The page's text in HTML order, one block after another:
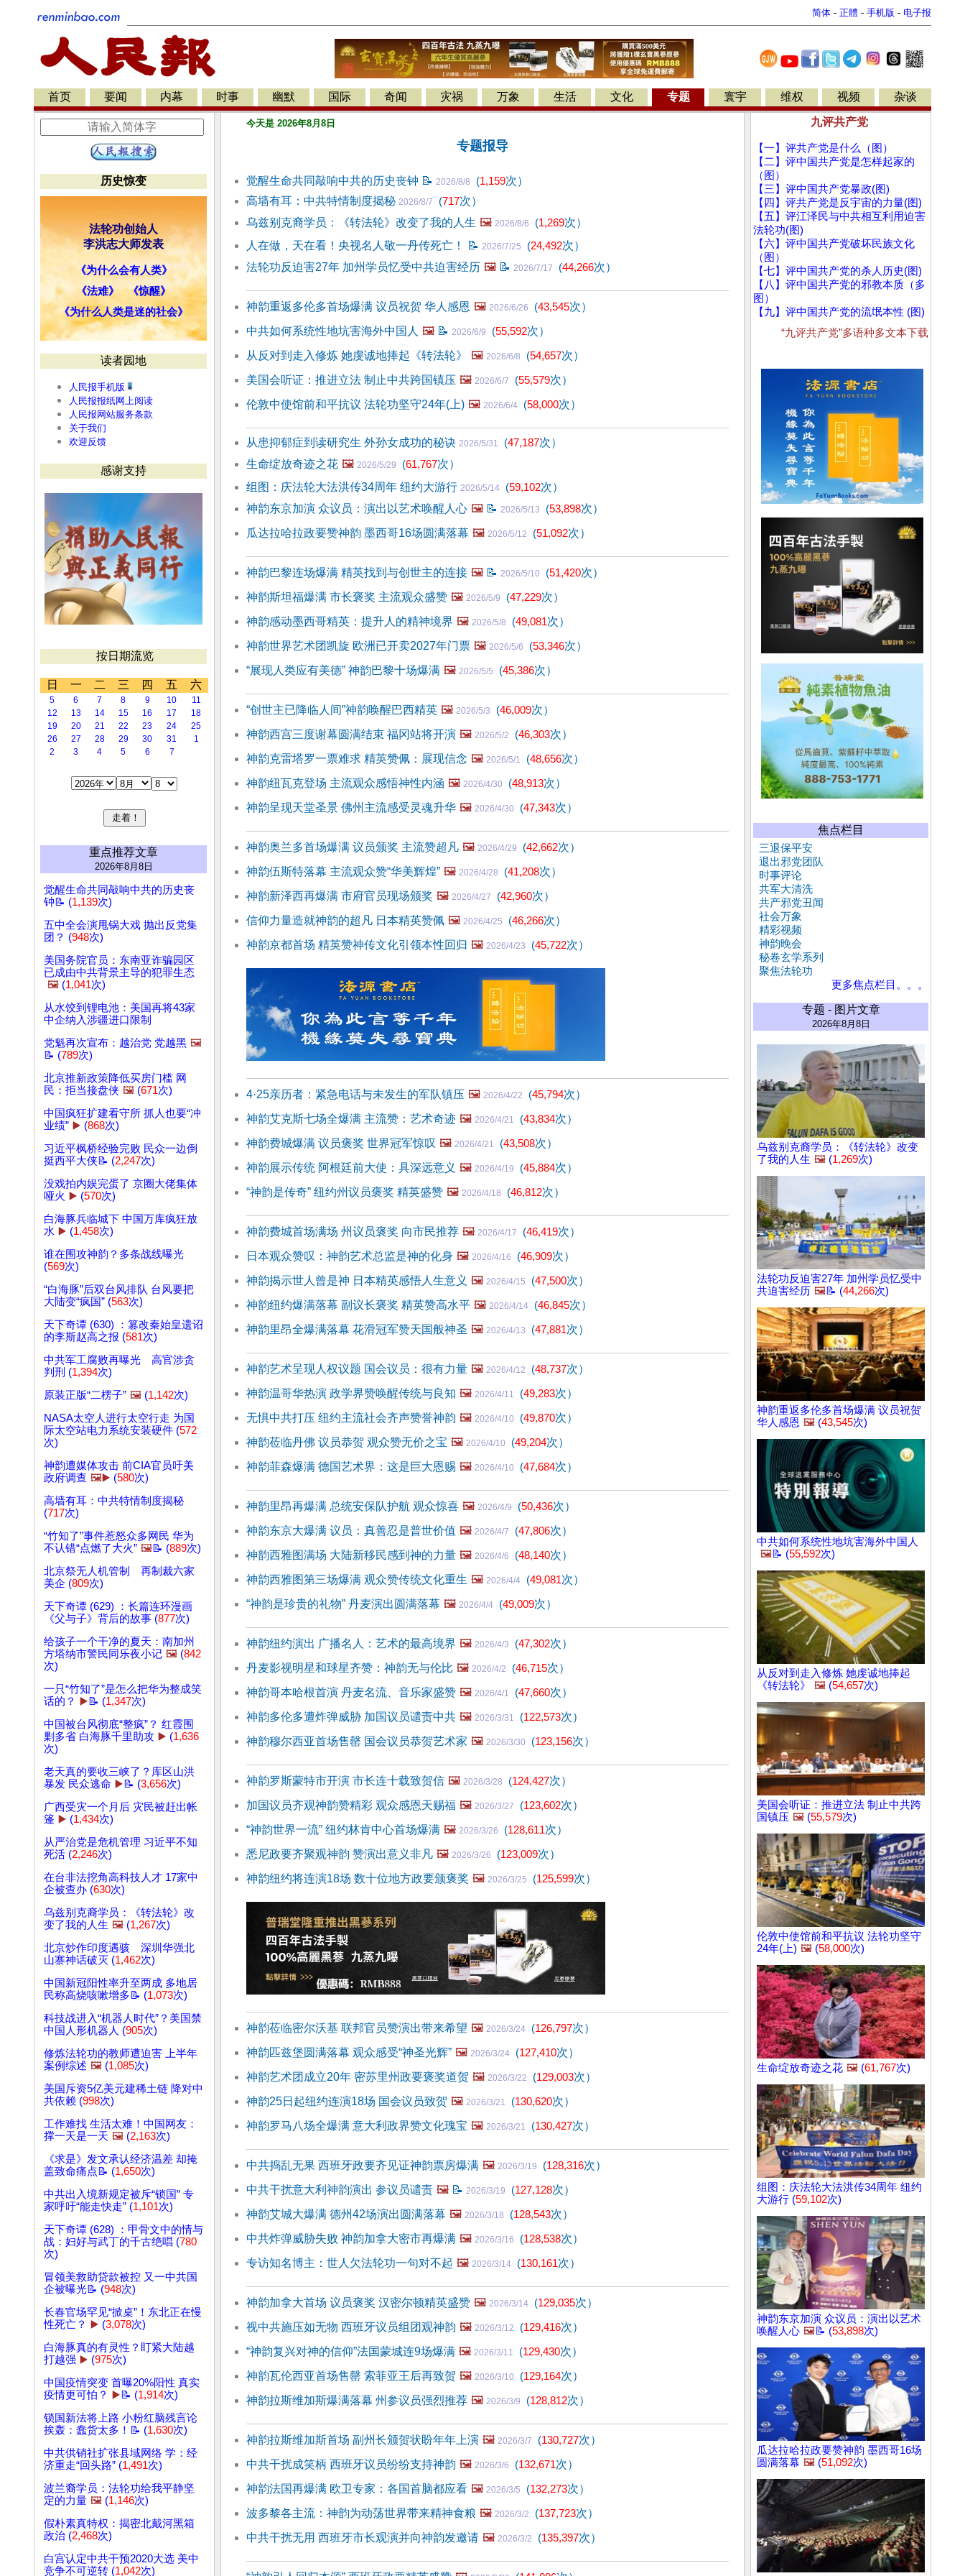
简体 - 正體 - 手机版 - 电子报
首页 要闻 内幕 时事 幽默 国际 奇闻 灾祸 万象 生活 文化 专题 寰宇 维权 视频 杂谈
历史惊变
法轮功创始人
李洪志大师发表
《为什么会有人类》
《法难》
《惊醒》
《为什么人类是迷的社会》
读者园地
人民报手机版
人民报报纸网上阅读
人民报网站服务条款
关于我们
欢迎反馈
感谢支持
按日期流览
日 一 二 三 四 五 六
5 6 7 8 9 10
11
12
13 14 15 16 17
18
19
20 21 22 23 24
25
26
27 28 29 30 31
1
2
3 4 5 6 7
重点推荐文章
2026年8月8日
觉醒生命共同敲响中共的历史丧
钟📝 (1,139次)
五中全会演甩锅大戏 抛出反党集
团？ (948次)
美国务院官员：东南亚诈骗园区
已成由中共背景主导的犯罪生态
🖼️ (1,041次)
从水饺到锂电池：美国再将43家
中企纳入涉疆进口限制
党魁再次宣布：越治党 党越黑 🖼️
📝 (789次)
北京推新政策降低买房门槛 网
民：拒当接盘侠 🖼️ (671次)
中国疯狂扩建看守所 抓人也要“冲
业绩” ▶️ (868次)
习近平枫桥经验完败 民众一边倒
挺西平大侠📝 (2,247次)
没戏拍内娱完蛋了 京圈大佬集体
哑火 ▶️ (570次)
白海豚兵临城下 中国万库疯狂放
水 ▶️ (1,458次)
谁在围攻神韵？多条战线曝光
(569次)
“白海豚”后双台风排队 台风要把
大陆变“疯国” (563次)
天下奇谭 (630) ：篡改秦始皇遗诏
的李斯赵高之报 (581次)
中共军工腐败再曝光 高官涉贪
判刑 (1,394次)
原装正版“二楞子” 🖼️ (1,142次)
NASA太空人进行太空行走 为国
际太空站电力系统安装硬件 (572
次)
神韵遭媒体攻击 前CIA官员吁美
政府调查 🖼️▶️ (580次)
高墙有耳：中共特情制度揭秘
(717次)
“竹知了”事件惹怒众多网民 华为
不认错“点燃了大火” 🖼️📝 (889次)
北京祭无人机管制 再制裁六家
美企 (809次)
天下奇谭 (629) ：长篇连环漫画
《父与子》背后的故事 (877次)
给孩子一个干净的夏天：南加州
方塔纳市警民同乐夜小记 🖼️ (842
次)
一只“竹知了”是怎么把华为整成笑
话的？
▶️📝 (1,347次)
中国被台风彻底“整疯”？ 红霞围
剿多省 白海豚千里助攻 ▶️ (1,636
次)
老天真的要收三峡了？库区山洪
暴发 民众逃命 ▶️📝 (3,656次)
广西受灾一个月后 灾民被赶出帐
篷 ▶️ (1,434次)
从严治党是危机管理 习近平不知
死活 (2,246次)
在台非法挖角高科技人才 17家中
企被查办 (630次)
乌兹别克裔学员：《转法轮》改
变了我的人生 🖼️ (1,267次)
北京炒作印度遇骇 深圳华强北
山寨神话破灭 (1,462次)
中国新冠阳性率升至两成 多地居
民称高烧咳嗽增多📝 (1,073次)
科技战进入“机器人时代”？美国禁
中国人形机器人 (905次)
修炼法轮功的教师遭迫害 上半年
案例综述 🖼️ (1,085次)
美国斥资5亿美元建稀土链 降对中
共依赖 (998次)
工作难找 生活太难！中国网友：
撑一天是一天 🖼️ (2,163次)
《求是》发文承认经济温差 却掩
盖致命痛点📝 (1,650次)
中共出入境新规定被斥“锁国” 专
家呼吁“能走快走” (1,101次)
天下奇谭 (628) ：甲骨文中的情与
战：妇好与武丁的千古绝唱 (780
次)
冒领美救助贷款被控 又一中共国
企被曝光📝 (948次)
长春官场罕见“掀桌”！东北正在慢
性死亡？
▶️ (3,078次)
白海豚真的有灵性？盯紧大陆越
打越强 ▶️ (975次)
中国疫情突变 首曝20%阳性 真实
疫情更可怕？
▶️📝 (1,914次)
锁国新法将上路 小粉红脑残言论
挨轰：蠢货太多！📝 (1,630次)
中共供销社扩张县域网络 学：经
济重走“回头路” (1,491次)
波兰裔学员：法轮功给我平静坚
定的力量 🖼️ (1,146次)
假朴素真特权：揭密北戴河黑箱
政治 (2,468次)
白宫认定中共干预2020大选 美中
竞争不可逆转 (1,042次)
今天是 2026年8月8日
专题报导
觉醒生命共同敲响中共的历史丧钟 📝 2026/8/8 (1,159次）
高墙有耳：中共特情制度揭秘 2026/8/7 (717次）
乌兹别克裔学员：《转法轮》改变了我的人生 🖼️ 2026/8/6 (1,269次）
人在做，天在看！央视名人敬一丹传死亡！
📝 2026/7/25 (24,492次）
法轮功反迫害27年 加州学员忆受中共迫害经历 🖼️ 📝 2026/7/17 (44,266次）
神韵重返多伦多首场爆满 议员祝贺 华人感恩 🖼️ 2026/6/26 (43,545次）
中共如何系统性地坑害海外中国人 🖼️ 📝 2026/6/9 (55,592次）
从反对到走入修炼 她虔诚地捧起《转法轮》
🖼️ 2026/6/8 (54,657次）
美国会听证：推进立法 制止中共跨国镇压 🖼️ 2026/6/7 (55,579次）
伦敦中使馆前和平抗议 法轮功坚守24年(上) 🖼️ 2026/6/4 (58,000次）
从患抑郁症到读研究生 外孙女成功的秘诀 2026/5/31 (47,187次）
生命绽放奇迹之花 🖼️ 2026/5/29 (61,767次）
组图：庆法轮大法洪传34周年 纽约大游行 2026/5/14 (59,102次）
神韵东京加演 众议员：演出以艺术唤醒人心 🖼️ 📝 2026/5/13 (53,898次）
瓜达拉哈拉政要赞神韵 墨西哥16场圆满落幕 🖼️ 2026/5/12 (51,092次）
神韵巴黎连场爆满 精英找到与创世主的连接 🖼️ 📝 2026/5/10 (51,420次）
神韵斯坦福爆满 市长褒奖 主流观众盛赞 🖼️ 2026/5/9 (47,229次）
神韵感动墨西哥精英：提升人的精神境界 🖼️ 2026/5/8 (49,081次）
神韵世界艺术团凯旋 欧洲已开卖2027年门票 🖼️ 2026/5/6 (53,346次）
“展现人类应有美德” 神韵巴黎十场爆满 🖼️ 2026/5/5 (45,386次）
“创世主已降临人间”神韵唤醒巴西精英 🖼️ 2026/5/3 (46,009次）
神韵西宫三度谢幕圆满结束 福冈站将开演 🖼️ 2026/5/2 (46,303次）
神韵克雷塔罗一票难求 精英赞佩：展现信念 🖼️ 2026/5/1 (48,656次）
神韵纽瓦克登场 主流观众感悟神性内涵 🖼️ 2026/4/30 (48,913次）
神韵呈现天堂圣景 佛州主流感受灵魂升华 🖼️ 2026/4/30 (47,343次）
神韵奥兰多首场爆满 议员颁奖 主流赞超凡 🖼️ 2026/4/29 (42,662次）
神韵伍斯特落幕 主流观众赞“华美辉煌” 🖼️ 2026/4/28 (41,208次）
神韵新泽西再爆满 市府官员现场颁奖 🖼️ 2026/4/27 (42,960次）
信仰力量造就神韵的超凡 日本精英赞佩 🖼️ 2026/4/25 (46,266次）
神韵京都首场 精英赞神传文化引领本性回归 🖼️ 2026/4/23 (45,722次）
4·25亲历者：紧急电话与未发生的军队镇压 🖼️ 2026/4/22 (45,794次）
神韵艾克斯七场全爆满 主流赞：艺术奇迹 🖼️ 2026/4/21 (43,834次）
神韵费城爆满 议员褒奖 世界冠军惊叹 🖼️ 2026/4/21 (43,508次）
神韵展示传统 阿根廷前大使：具深远意义 🖼️ 2026/4/19 (45,884次）
“神韵是传奇” 纽约州议员褒奖 精英盛赞 🖼️ 2026/4/18 (46,812次）
神韵费城首场满场 州议员褒奖 向市民推荐 🖼️ 2026/4/17 (46,419次）
日本观众赞叹：神韵艺术总监是神的化身 🖼️ 2026/4/16 (46,909次）
神韵揭示世人曾是神 日本精英感悟人生意义 🖼️ 2026/4/15 (47,500次）
神韵纽约爆满落幕 副议长褒奖 精英赞高水平 🖼️ 2026/4/14 (46,845次）
神韵里昂全爆满落幕 花滑冠军赞天国般神圣 🖼️ 2026/4/13 (47,881次）
神韵艺术呈现人权议题 国会议员：很有力量 🖼️ 2026/4/12 (48,737次）
神韵温哥华热演 政学界赞唤醒传统与良知 🖼️ 2026/4/11 (49,283次）
无惧中共打压 纽约主流社会齐声赞誉神韵 🖼️ 2026/4/10 (49,870次）
神韵莅临丹佛 议员恭贺 观众赞无价之宝 🖼️ 2026/4/10 (49,204次）
神韵菲森爆满 德国艺术界：这是巨大恩赐 🖼️ 2026/4/10 (47,684次）
神韵里昂再爆满 总统安保队护航 观众惊喜 🖼️ 2026/4/9 (50,436次）
神韵东京大爆满 议员：真善忍是普世价值 🖼️ 2026/4/7 (47,806次）
神韵西雅图满场 大陆新移民感到神的力量 🖼️ 2026/4/6 (48,140次）
神韵西雅图第三场爆满 观众赞传统文化重生 🖼️ 2026/4/4 (49,081次）
“神韵是珍贵的礼物” 丹麦演出圆满落幕 🖼️ 2026/4/4 (49,009次）
神韵纽约演出 广播名人：艺术的最高境界 🖼️ 2026/4/3 (47,302次）
丹麦影视明星和球星齐赞：神韵无与伦比 🖼️ 2026/4/2 (46,715次）
神韵哥本哈根首演 丹麦名流、音乐家盛赞 🖼️ 2026/4/1 (47,660次）
神韵多伦多遭炸弹威胁 加国议员谴责中共 🖼️ 2026/3/31 (122,573次）
神韵穆尔西亚首场售罄 国会议员恭贺艺术家 🖼️ 2026/3/30 (123,156次）
神韵罗斯蒙特市开演 市长连十载致贺信 🖼️ 2026/3/28 (124,427次）
加国议员齐观神韵赞精彩 观众感恩天赐福 🖼️ 2026/3/27 (123,602次）
“神韵世界一流” 纽约林肯中心首场爆满 🖼️ 2026/3/26 (128,611次）
悉尼政要齐聚观神韵 赞演出意义非凡 🖼️ 2026/3/26 (123,009次）
神韵纽约将连演18场 数十位地方政要颁褒奖 🖼️ 2026/3/25 (125,599次）
神韵莅临密尔沃基 联邦官员赞演出带来希望 🖼️ 2026/3/24 (126,797次）
神韵匹兹堡圆满落幕 观众感受“神圣光辉” 🖼️ 2026/3/24 (127,410次）
神韵艺术团成立20年 密苏里州政要褒奖道贺 🖼️ 2026/3/22 (129,003次）
神韵25日起纽约连演18场 国会议员致贺 🖼️ 2026/3/21 (130,620次）
神韵罗马八场全爆满 意大利政界赞文化瑰宝 🖼️ 2026/3/21 (130,427次）
中共捣乱无果 西班牙政要齐见证神韵票房爆满 🖼️ 2026/3/19 (128,316次）
中共干扰意大利神韵演出 参议员谴责 🖼️ 📝 2026/3/19 (127,128次）
神韵艾城大爆满 德州42场演出圆满落幕 🖼️ 2026/3/18 (128,543次）
中共炸弹威胁失败 神韵加拿大密市再爆满 🖼️ 2026/3/16 (128,538次）
专访知名博主：世人欠法轮功一句对不起 🖼️ 2026/3/14 (130,161次）
神韵加拿大首场 议员褒奖 汉密尔顿精英盛赞 🖼️ 2026/3/14 (129,035次）
视中共施压如无物 西班牙议员组团观神韵 🖼️ 2026/3/12 (129,416次）
“神韵复兴对神的信仰”法国蒙城连9场爆满 🖼️ 2026/3/11 (129,430次）
神韵瓦伦西亚首场售罄 索菲亚王后再致贺 🖼️ 2026/3/10 (129,164次）
神韵拉斯维加斯爆满落幕 州参议员强烈推荐 🖼️ 2026/3/9 (128,812次）
神韵拉斯维加斯首场 副州长颁贺状盼年年上演 🖼️ 2026/3/7 (130,727次）
中共干扰成笑柄 西班牙议员纷纷支持神韵 🖼️ 2026/3/6 (132,671次）
神韵法国再爆满 欧卫专家：各国首脑都应看 🖼️ 2026/3/5 (132,273次）
波多黎各主流：神韵为动荡世界带来精神食粮 🖼️ 2026/3/2 (137,723次）
中共干扰无用 西班牙市长观演并向神韵发邀请 🖼️ 2026/3/2 (135,397次）
九评共产党
【一】评共产党是什么（图）
【二】评中国共产党是怎样起家的
（图）
【三】评中国共产党暴政(图)
【四】评共产党是反宇宙的力量(图)
【五】评江泽民与中共相互利用迫害
法轮功(图)
【六】评中国共产党破坏民族文化
（图）
【七】评中国共产党的杀人历史(图)
【八】评中国共产党的邪教本质（多
图）
【九】评中国共产党的流氓本性 (图)
“九评共产党”多语种多文本下载
焦点栏目
三退保平安
退出邪党团队
时事评论
共军大清洗
共产邪党丑闻
社会万象
精彩视频
神韵晚会
秘卷玄学系列
聚焦法轮功
更多焦点栏目。。。
专题 - 图片文章
2026年8月8日
乌兹别克裔学员：《转法轮》改变
了我的人生 🖼️ (1,269次)
法轮功反迫害27年 加州学员忆受中
共迫害经历 🖼️📝 (44,266次)
神韵重返多伦多首场爆满 议员祝贺
华人感恩 🖼️ (43,545次)
中共如何系统性地坑害海外中国人
🖼️📝 (55,592次)
从反对到走入修炼 她虔诚地捧起
《转法轮》
🖼️ (54,657次)
美国会听证：推进立法 制止中共跨
国镇压 🖼️ (55,579次)
伦敦中使馆前和平抗议 法轮功坚守
24年(上) 🖼️ (58,000次)
生命绽放奇迹之花 🖼️ (61,767次)
组图：庆法轮大法洪传34周年 纽约
大游行 (59,102次)
神韵东京加演 众议员：演出以艺术
唤醒人心 🖼️📝 (53,898次)
瓜达拉哈拉政要赞神韵 墨西哥16场
圆满落幕 🖼️ (51,092次)